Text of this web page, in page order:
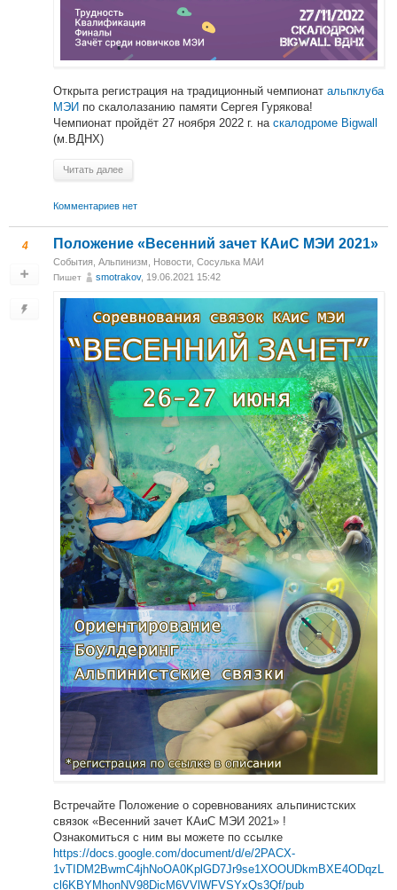
Открыта регистрация на традиционный чемпионат альпклуба
МЭИ по скалолазанию памяти Сергея Гурякова!
Чемпионат пройдёт 27 ноября 2022 г. на скалодроме Bigwall
(м.ВДНХ)
Читать далее
Комментариев нет
4 Положение «Весенний зачет КАиС МЭИ 2021»
События Альпинизм Новости Сосулька МАИ
Пишет smotrakov, 19.06.2021 15:42
Встречайте Положение о соревнованиях альпинистских
связок «Весенний зачет КАиС МЭИ 2021» !
Ознакомиться с ним вы можете по ссылке
https://docs.google.com/document/d/e/2PACX-
1vTIDM2BwmC4jhNoOA0KplGD7Jr9se1XOOUDkmBXE4ODqzL
cl6KBYMhonNV98DicM6VVlWFVSYxQs3Qf/pub